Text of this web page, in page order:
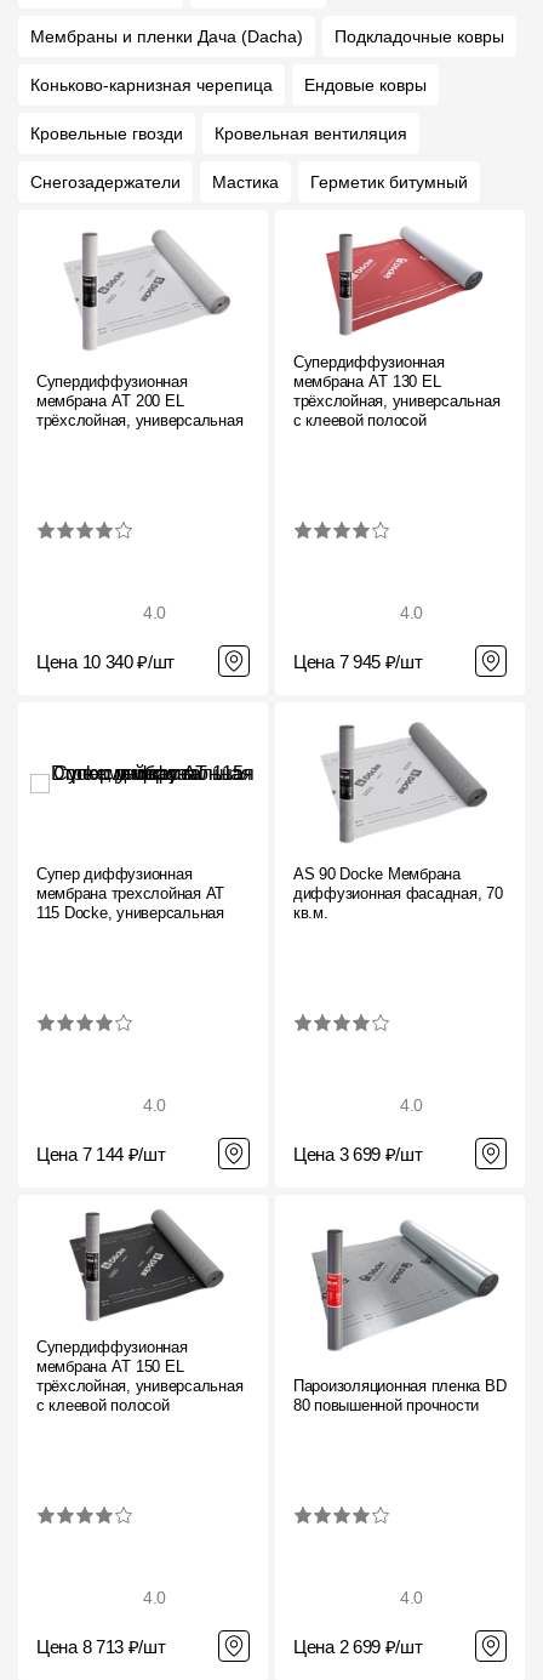
Мембраны и пленки Дача (Dacha) Подкладочные ковры
Коньково-карнизная черепица Ендовые ковры
Кровельные гвозди Кровельная вентиляция
Снегозадержатели Мастика Герметик битумный
Супердиффузионная
мембрана АT 200 EL
трёхслойная, универсальная
4.0
Цена 10 340 ₽/шт
Супердиффузионная
мембрана АT 130 EL
трёхслойная, универсальная
с клеевой полосой
4.0
Цена 7 945 ₽/шт
Супер диффузионная
мембрана трехслойная AT
115 Docke, универсальная
4.0
Цена 7 144 ₽/шт
AS 90 Docke Мембрана
диффузионная фасадная, 70
кв.м.
4.0
Цена 3 699 ₽/шт
Супердиффузионная
мембрана АT 150 EL
трёхслойная, универсальная
с клеевой полосой
4.0
Цена 8 713 ₽/шт
Пароизоляционная пленка BD
80 повышенной прочности
4.0
Цена 2 699 ₽/шт